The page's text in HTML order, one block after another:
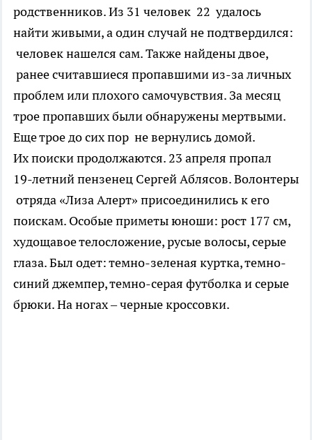
родственников. Из 31 человек 22 удалось
найти живыми, а один случай не подтвердился:
человек нашелся сам. Также найдены двое,
ранее считавшиеся пропавшими из-за личных
проблем или плохого самочувствия. За месяц
трое пропавших были обнаружены мертвыми.
Еще трое до сих пор не вернулись домой.
Их поиски продолжаются. 23 апреля пропал
19-летний пензенец Сергей Аблясов. Волонтеры
отряда «Лиза Алерт» присоединились к его
поискам. Особые приметы юноши: рост 177 см,
худощавое телосложение, русые волосы, серые
глаза. Был одет: темно-зеленая куртка, темно-
синий джемпер, темно-серая футболка и серые
брюки. На ногах – черные кроссовки.